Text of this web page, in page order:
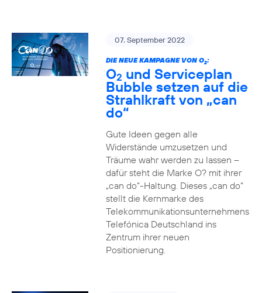
07. September 2022
DIE NEUE KAMPAGNE VON O2:
O2 und Serviceplan
Bubble setzen auf die
Strahlkraft von „can
do“
Gute Ideen gegen alle
Widerstände umzusetzen und
Träume wahr werden zu lassen –
dafür steht die Marke O? mit ihrer
„can do“-Haltung. Dieses „can do“
stellt die Kernmarke des
Telekommunikationsunternehmens
Telefónica Deutschland ins
Zentrum ihrer neuen
Positionierung.